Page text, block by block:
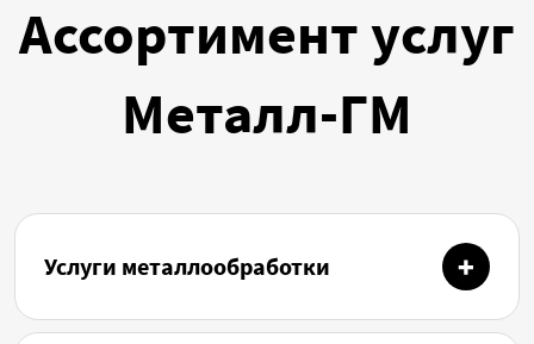
Ассортимент услуг
Металл-ГМ
Услуги металлообработки